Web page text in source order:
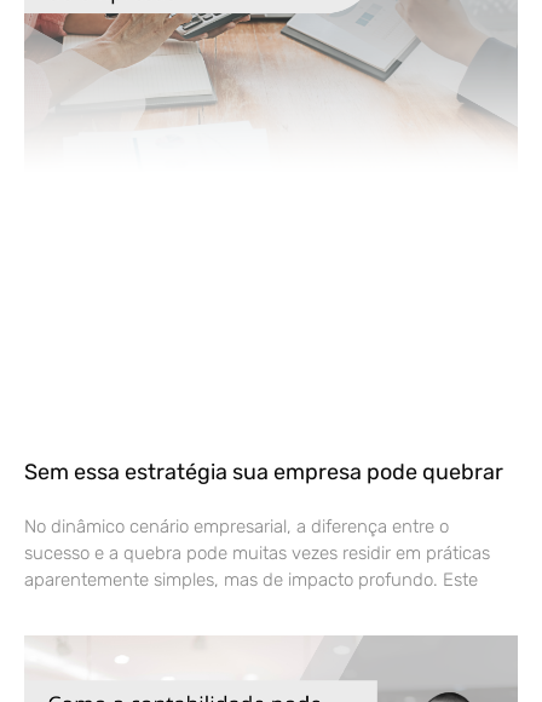
Sem essa estratégia sua empresa pode quebrar
No dinâmico cenário empresarial, a diferença entre o
sucesso e a quebra pode muitas vezes residir em práticas
aparentemente simples, mas de impacto profundo. Este